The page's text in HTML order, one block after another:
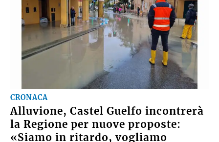
CRONACA
Alluvione, Castel Guelfo incontrerà
la Regione per nuove proposte:
«Siamo in ritardo, vogliamo